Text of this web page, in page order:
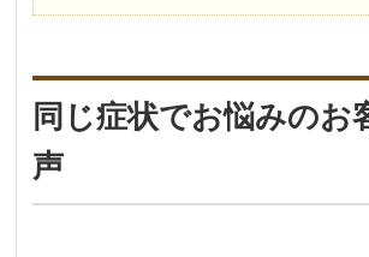
同じ症状でお悩みのお
声